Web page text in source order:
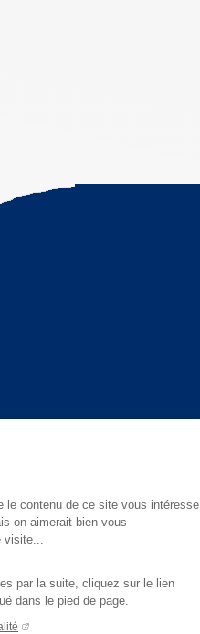
le contenu de ce site vous intéresse
on aimerait bien vous
par la suite, cliquez sur le lien
dans le pied de page.